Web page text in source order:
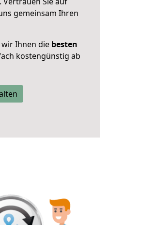
gemeinsam Ihren
Ihnen die besten
kostengünstig ab